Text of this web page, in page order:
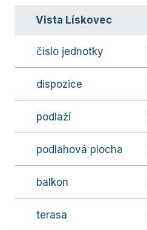
Vista Lískovec
číslo jednotky
dispozice
podlaží
podlahová plocha
balkon
terasa